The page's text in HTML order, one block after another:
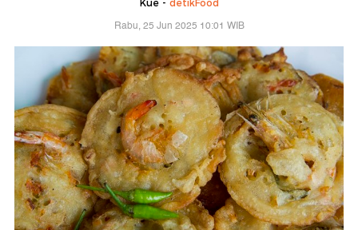
Kue - detikFood
Rabu, 25 Jun 2025 10:01 WIB